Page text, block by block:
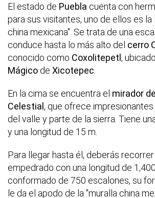
El estado de Puebla cuenta con
para sus visitantes, uno de ellos es la
china mexicana". Se trata de una
conduce hasta lo más alto del cerro
conocido como Coxolitepetl ,
Mágico de Xicotepec
En la cima se encuentra el mirador
Celestial , que ofrece
del valle y parte de la sierra. Tiene
y una longitud de 15 m.
Para llegar hasta él, deberás
empedrado con una longitud de
conformado de 750 escalones, su
le da el apodo de la "muralla china